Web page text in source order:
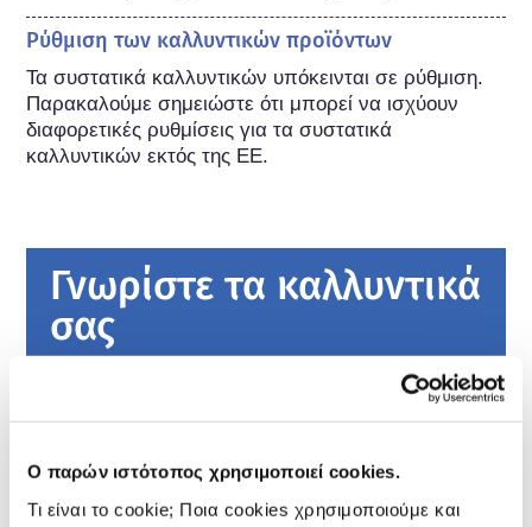
Ο παρών ιστότοπος χρησιμοποιεί cookies.
Τι είναι το cookie; Ποια cookies χρησιμοποιούμε και
Ρύθμιση των καλλυντικών προϊόντων
Τα συστατικά καλλυντικών υπόκεινται σε ρύθμιση.
Παρακαλούμε σημειώστε ότι μπορεί να ισχύουν
διαφορετικές ρυθμίσεις για τα συστατικά
καλλυντικών εκτός της ΕΕ.
Γνωρίστε τα καλλυντικά
σας
Πώς διατηρούνται ασφαλή τα καλλυντικά
στην Ευρώπη;
καλλυντικά που πωλούνται στην Ευρωπαϊκή
Ένωση είναι ασφαλή για χρήση από τους